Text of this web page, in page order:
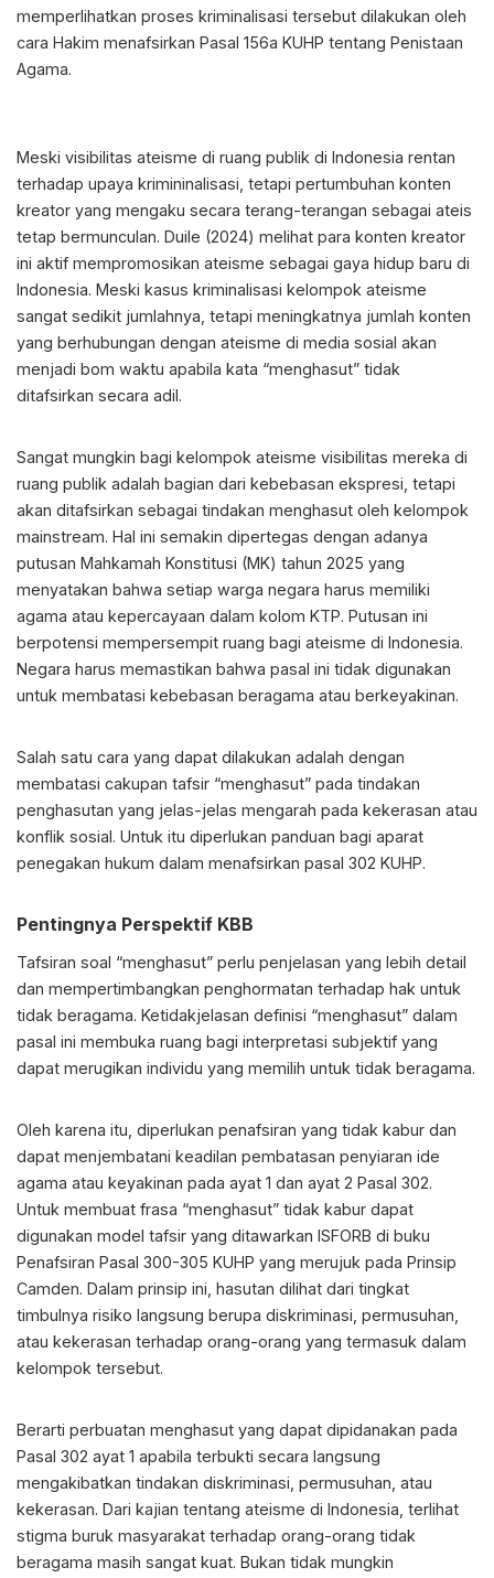
memperlihatkan proses kriminalisasi tersebut dilakukan oleh
cara Hakim menafsirkan Pasal 156a KUHP tentang Penistaan
Agama.
Meski visibilitas ateisme di ruang publik di Indonesia rentan
terhadap upaya krimininalisasi, tetapi pertumbuhan konten
kreator yang mengaku secara terang-terangan sebagai ateis
tetap bermunculan. Duile (2024) melihat para konten kreator
ini aktif mempromosikan ateisme sebagai gaya hidup baru di
Indonesia. Meski kasus kriminalisasi kelompok ateisme
sangat sedikit jumlahnya, tetapi meningkatnya jumlah konten
yang berhubungan dengan ateisme di media sosial akan
menjadi bom waktu apabila kata “menghasut” tidak
ditafsirkan secara adil.
Sangat mungkin bagi kelompok ateisme visibilitas mereka di
ruang publik adalah bagian dari kebebasan ekspresi, tetapi
akan ditafsirkan sebagai tindakan menghasut oleh kelompok
mainstream. Hal ini semakin dipertegas dengan adanya
putusan Mahkamah Konstitusi (MK) tahun 2025 yang
menyatakan bahwa setiap warga negara harus memiliki
agama atau kepercayaan dalam kolom KTP. Putusan ini
berpotensi mempersempit ruang bagi ateisme di Indonesia.
Negara harus memastikan bahwa pasal ini tidak digunakan
untuk membatasi kebebasan beragama atau berkeyakinan.
Salah satu cara yang dapat dilakukan adalah dengan
membatasi cakupan tafsir “menghasut” pada tindakan
penghasutan yang jelas-jelas mengarah pada kekerasan atau
konflik sosial. Untuk itu diperlukan panduan bagi aparat
penegakan hukum dalam menafsirkan pasal 302 KUHP.
Pentingnya Perspektif KBB
Tafsiran soal “menghasut” perlu penjelasan yang lebih detail
dan mempertimbangkan penghormatan terhadap hak untuk
tidak beragama. Ketidakjelasan definisi “menghasut” dalam
pasal ini membuka ruang bagi interpretasi subjektif yang
dapat merugikan individu yang memilih untuk tidak beragama.
Oleh karena itu, diperlukan penafsiran yang tidak kabur dan
dapat menjembatani keadilan pembatasan penyiaran ide
agama atau keyakinan pada ayat 1 dan ayat 2 Pasal 302.
Untuk membuat frasa “menghasut” tidak kabur dapat
digunakan model tafsir yang ditawarkan ISFORB di buku
Penafsiran Pasal 300-305 KUHP yang merujuk pada Prinsip
Camden. Dalam prinsip ini, hasutan dilihat dari tingkat
timbulnya risiko langsung berupa diskriminasi, permusuhan,
atau kekerasan terhadap orang-orang yang termasuk dalam
kelompok tersebut.
Berarti perbuatan menghasut yang dapat dipidanakan pada
Pasal 302 ayat 1 apabila terbukti secara langsung
mengakibatkan tindakan diskriminasi, permusuhan, atau
kekerasan. Dari kajian tentang ateisme di Indonesia, terlihat
stigma buruk masyarakat terhadap orang-orang tidak
beragama masih sangat kuat. Bukan tidak mungkin